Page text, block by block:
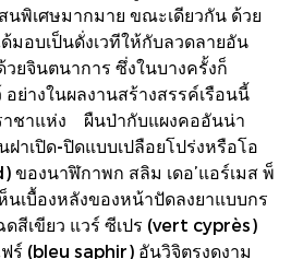
นพิเศษมากมาย ขณะเดียวกัน ด้วย
มอบเป็นดั่งเวทีให้กับลวดลายอัน
ยจินตนาการ ซึ่งในบางครั้งก็
ย่างในผลงานสร้างสรรค์เรือนนี้
ชาแห่ง ผืนป่ากับแผงคออันน่า
าเปิด-ปิดแบบเปลือยโปร่งหรือโอ
ของนาฬิกาพก สลิม เดอ’แอร์เมส พ็
ห็นเบื้องหลังของหน้าปัดลงยาแบบกร
ดสีเขียว แวร์ ซีเปร (vert cyprès)
ร์ (bleu saphir) อันวิจิตรงดงาม